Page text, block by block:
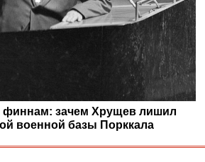
финнам: зачем Хрущев лишил
военной базы Порккала